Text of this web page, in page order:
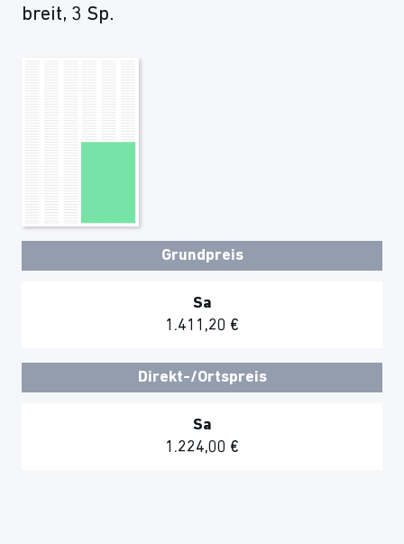
breit, 3 Sp.
Grundpreis
Sa
1.411,20 €
Direkt-/Ortspreis
Sa
1.224,00 €